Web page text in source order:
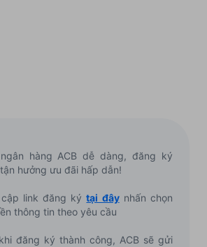
hàng ACB dễ dàng, đăng ký
hưởng ưu đãi hấp dẫn!
cập link đăng kýtại đâynhấn chọn
thông tin theo yêu cầu
đăng ký thành công, ACB sẽ gửi